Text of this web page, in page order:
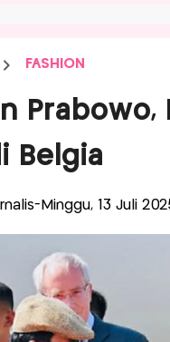
FASHION
Prabowo,
Belgia
Minggu, 13 Juli